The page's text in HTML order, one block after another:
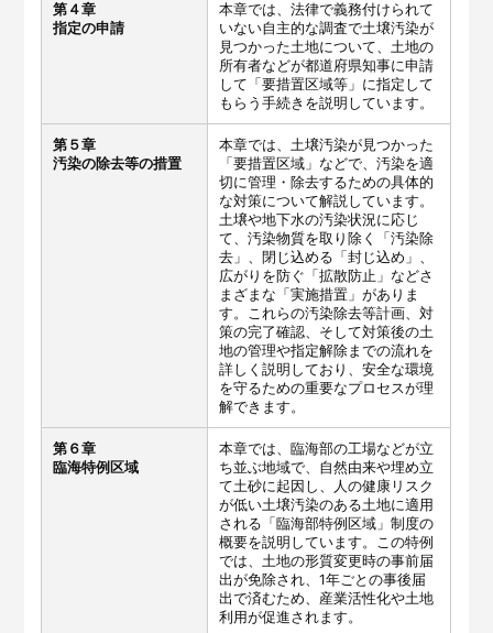
第４章
指定の申請
本章では、法律で義務付けられて
いない自主的な調査で土壌汚染が
見つかった土地について、土地の
所有者などが都道府県知事に申請
して「要措置区域等」に指定して
もらう手続きを説明しています。
第５章
汚染の除去等の措置
本章では、土壌汚染が見つかった
「要措置区域」などで、汚染を適
切に管理・除去するための具体的
な対策について解説しています。
土壌や地下水の汚染状況に応じ
て、汚染物質を取り除く「汚染除
去」、閉じ込める「封じ込め」、
広がりを防ぐ「拡散防止」などさ
まざまな「実施措置」がありま
す。これらの汚染除去等計画、対
策の完了確認、そして対策後の土
地の管理や指定解除までの流れを
詳しく説明しており、安全な環境
を守るための重要なプロセスが理
解できます。
第６章
臨海特例区域
本章では、臨海部の工場などが立
ち並ぶ地域で、自然由来や埋め立
て土砂に起因し、人の健康リスク
が低い土壌汚染のある土地に適用
される「臨海部特例区域」制度の
概要を説明しています。この特例
では、土地の形質変更時の事前届
出が免除され、1年ごとの事後届
出で済むため、産業活性化や土地
利用が促進されます。